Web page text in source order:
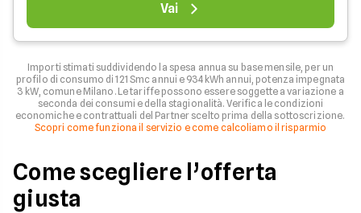
Vai
Importi stimati suddividendo la spesa annua su base mensile, per un
profilo di consumo di 121 Smc annui e 934 kWh annui, potenza impegnata
3 kW, comune Milano. Le tariffe possono essere soggette a variazione a
seconda dei consumi e della stagionalità. Verifica le condizioni
economiche e contrattuali del Partner scelto prima della sottoscrizione.
Scopri come funziona il servizio e come calcoliamo il risparmio
Come scegliere l’offerta
giusta